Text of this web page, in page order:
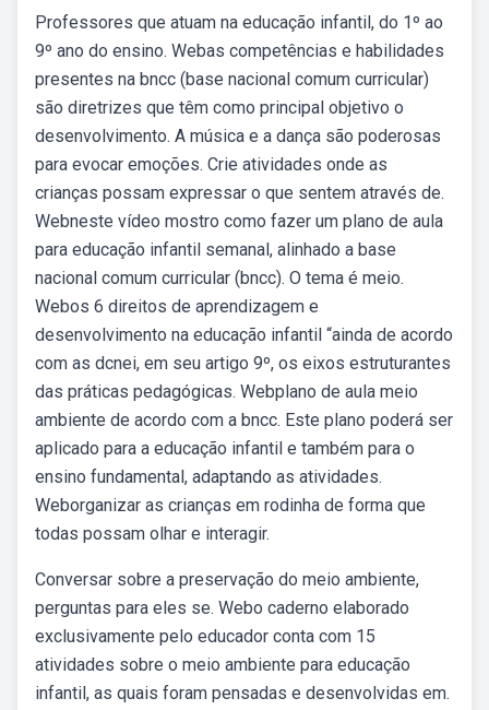
Professores que atuam na educação infantil, do 1º ao
9º ano do ensino. Webas competências e habilidades
presentes na bncc (base nacional comum curricular)
são diretrizes que têm como principal objetivo o
desenvolvimento. A música e a dança são poderosas
para evocar emoções. Crie atividades onde as
crianças possam expressar o que sentem através de.
Webneste vídeo mostro como fazer um plano de aula
para educação infantil semanal, alinhado a base
nacional comum curricular (bncc). O tema é meio.
Webos 6 direitos de aprendizagem e
desenvolvimento na educação infantil “ainda de acordo
com as dcnei, em seu artigo 9º, os eixos estruturantes
das práticas pedagógicas. Webplano de aula meio
ambiente de acordo com a bncc. Este plano poderá ser
aplicado para a educação infantil e também para o
ensino fundamental, adaptando as atividades.
Weborganizar as crianças em rodinha de forma que
todas possam olhar e interagir.
Conversar sobre a preservação do meio ambiente,
perguntas para eles se. Webo caderno elaborado
exclusivamente pelo educador conta com 15
atividades sobre o meio ambiente para educação
infantil, as quais foram pensadas e desenvolvidas em.